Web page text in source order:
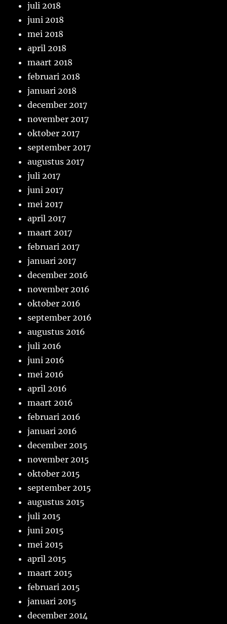
juli 2018
juni 2018
mei 2018
april 2018
maart 2018
februari 2018
januari 2018
december 2017
november 2017
oktober 2017
september 2017
augustus 2017
juli 2017
juni 2017
mei 2017
april 2017
maart 2017
februari 2017
januari 2017
december 2016
november 2016
oktober 2016
september 2016
augustus 2016
juli 2016
juni 2016
mei 2016
april 2016
maart 2016
februari 2016
januari 2016
december 2015
november 2015
oktober 2015
september 2015
augustus 2015
juli 2015
juni 2015
mei 2015
april 2015
maart 2015
februari 2015
januari 2015
december 2014